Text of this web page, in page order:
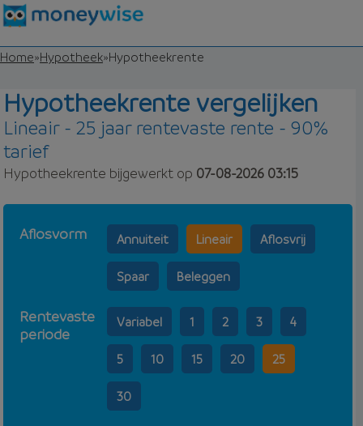
Home»Hypotheek»Hypotheekrente
Hypotheekrente vergelijken
Lineair - 25 jaar rentevaste rente - 90%
tarief
Hypotheekrente bijgewerkt op 07-08-2026 03:15
Aflosvorm Annuiteit Lineair Aflosvrij
Spaar Beleggen
Rentevaste
periode
Variabel 1 2 3 4
5 10 15 20 25
30